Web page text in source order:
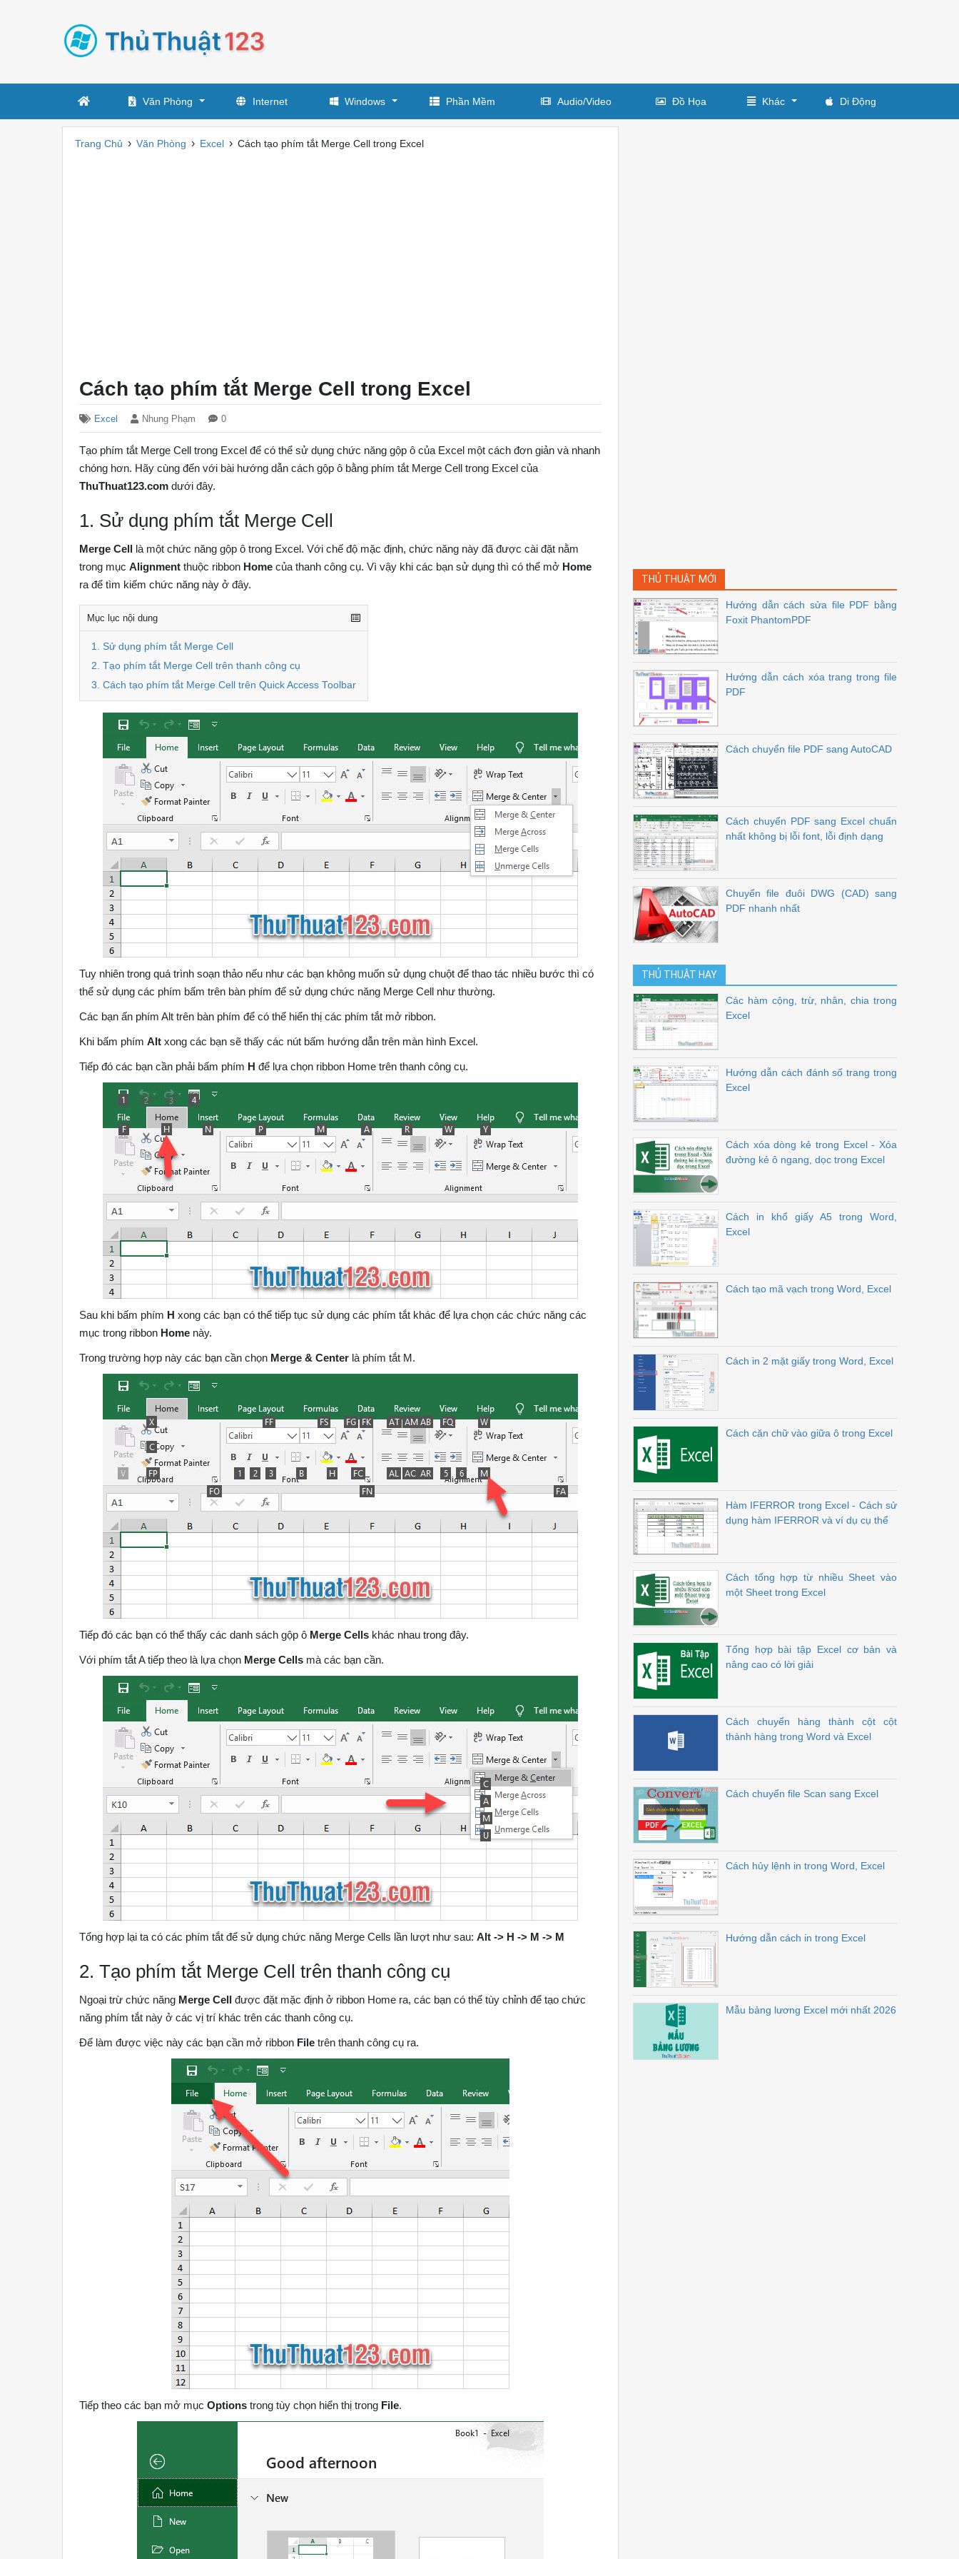
Văn Phòng Internet Windows Phần Mềm Audio/Video Đồ Họa Khác Di Động
Trang Chủ › Văn Phòng › Excel › Cách tạo phím tắt Merge Cell trong Excel
Cách tạo phím tắt Merge Cell trong Excel
Excel Nhung Phạm 0
Tạo phím tắt Merge Cell trong Excel để có thể sử dụng chức năng gộp ô của Excel một cách đơn giản và nhanh
chóng hơn. Hãy cùng đến với bài hướng dẫn cách gộp ô bằng phím tắt Merge Cell trong Excel của
ThuThuat123.com dưới đây.
1. Sử dụng phím tắt Merge Cell
Merge Cell là một chức năng gộp ô trong Excel. Với chế độ mặc định, chức năng này đã được cài đặt nằm
trong mụcAlignment thuộc ribbon Home của thanh công cụ. Vì vậy khi các bạn sử dụng thì có thể mở Home
ra để tìm kiếm chức năng này ở đây.
Mục lục nội dung
1. Sử dụng phím tắt Merge Cell
2. Tạo phím tắt Merge Cell trên thanh công cụ
3. Cách tạo phím tắt Merge Cell trên Quick Access Toolbar
Tuy nhiên trong quá trình soạn thảo nếu như các bạn không muốn sử dụng chuột để thao tác nhiều bước thì có
thể sử dụng các phím bấm trên bàn phím để sử dụng chức năng Merge Cell như thường.
Các bạn ấn phím Alt trên bàn phím để có thể hiển thị các phím tắt mở ribbon.
Khi bấm phímAlt xong các bạn sẽ thấy các nút bấm hướng dẫn trên màn hình Excel.
Tiếp đó các bạn cần phải bấm phím H để lựa chọn ribbon Home trên thanh công cụ.
Sau khi bấm phím H xong các bạn có thể tiếp tục sử dụng các phím tắt khác để lựa chọn các chức năng các
mục trong ribbon Home này.
Trong trường hợp này các bạn cần chọn Merge & Center là phím tắt M.
Tiếp đó các bạn có thể thấy các danh sách gộp ô Merge Cells khác nhau trong đây.
Với phím tắt A tiếp theo là lựa chọn Merge Cells mà các bạn cần.
Tổng hợp lại ta có các phím tắt để sử dụng chức năng Merge Cells lần lượt như sau:Alt -> H -> M -> M
2. Tạo phím tắt Merge Cell trên thanh công cụ
Ngoại trừ chức năng Merge Cell được đặt mặc định ở ribbon Home ra, các bạn có thể tùy chỉnh để tạo chức
năng phím tắt này ở các vị trí khác trên các thanh công cụ.
Để làm được việc này các bạn cần mở ribbon File trên thanh công cụ ra.
Tiếp theo các bạn mở mụcOptions trong tùy chọn hiển thị trong File.
THỦ THUẬT MỚI
Hướng dẫn cách sửa file PDF bằng
Foxit PhantomPDF
Hướng dẫn cách xóa trang trong file
PDF
Cách chuyển file PDF sang AutoCAD
Cách chuyển PDF sang Excel chuẩn
nhất không bị lỗi font, lỗi định dạng
Chuyển file đuôi DWG (CAD) sang
PDF nhanh nhất
THỦ THUẬT HAY
Các hàm cộng, trừ, nhân, chia trong
Excel
Hướng dẫn cách đánh số trang trong
Excel
Cách xóa dòng kẻ trong Excel - Xóa
đường kẻ ô ngang, dọc trong Excel
Cách in khổ giấy A5 trong Word,
Excel
Cách tạo mã vạch trong Word, Excel
Cách in 2 mặt giấy trong Word, Excel
Cách căn chữ vào giữa ô trong Excel
Hàm IFERROR trong Excel - Cách sử
dụng hàm IFERROR và ví dụ cụ thể
Cách tổng hợp từ nhiều Sheet vào
một Sheet trong Excel
Tổng hợp bài tập Excel cơ bản và
nâng cao có lời giải
Cách chuyển hàng thành cột cột
thành hàng trong Word và Excel
Cách chuyển file Scan sang Excel
Cách hủy lệnh in trong Word, Excel
Hướng dẫn cách in trong Excel
Mẫu bảng lương Excel mới nhất 2026